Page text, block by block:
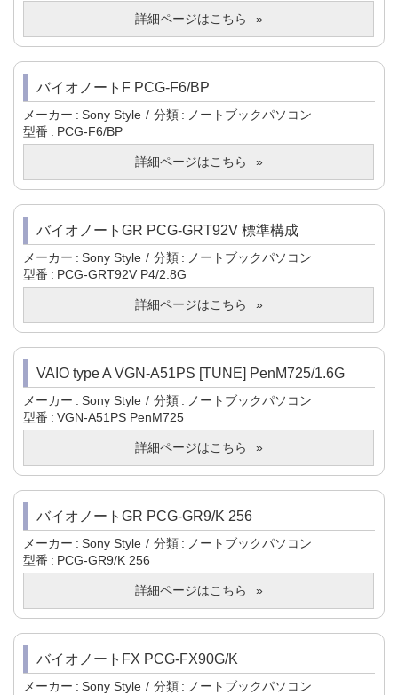
詳細ページはこちら
バイオノートF PCG-F6/BP
メーカー Sony Style 分類
ノートブックパソコン
型番
PCG-F6/BP
詳細ページはこちら
バイオノートGR PCG-GRT92V 標準構成
メーカー Sony Style 分類
ノートブックパソコン
型番
PCG-GRT92V P4/2.8G
詳細ページはこちら
VAIO type A VGN-A51PS [TUNE] PenM725/1.6G
メーカー Sony Style 分類
ノートブックパソコン
型番
VGN-A51PS PenM725
詳細ページはこちら
バイオノートGR PCG-GR9/K 256
メーカー Sony Style 分類
ノートブックパソコン
型番
PCG-GR9/K 256
詳細ページはこちら
バイオノートFX PCG-FX90G/K
メーカー Sony Style 分類
ノートブックパソコン